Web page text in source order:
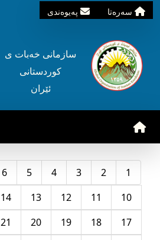
سه‌ره‌تا په‌یوه‌ندی
سازمانی خه‌بات ی
کوردستانی
ئێران
1
2
3
4
5
6
10
11
12
13
14
17
18
19
20
21